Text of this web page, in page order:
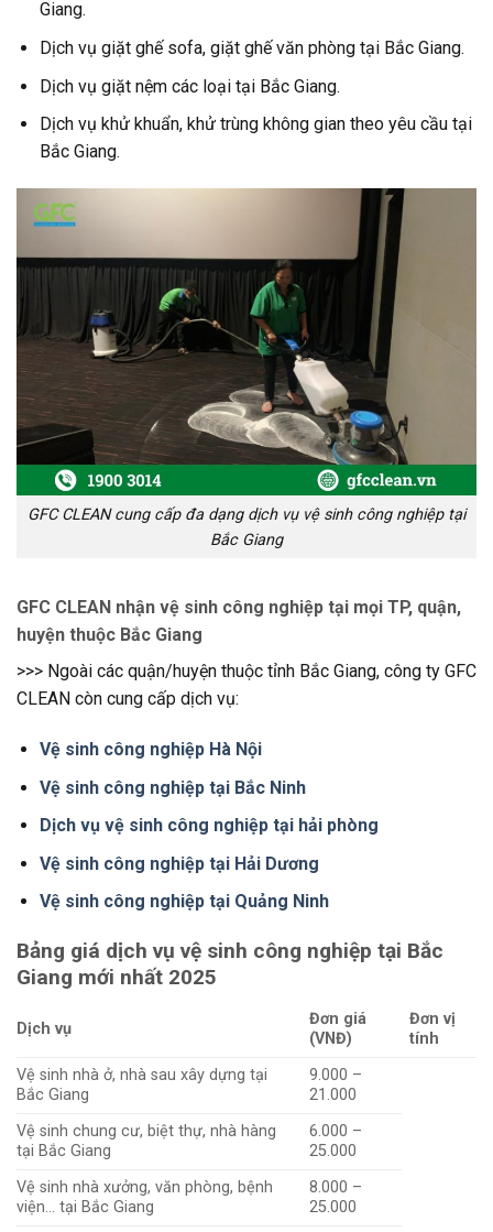
Giang.
Dịch vụ giặt ghế sofa, giặt ghế văn phòng tại Bắc Giang.
Dịch vụ giặt nệm các loại tại Bắc Giang.
Dịch vụ khử khuẩn, khử trùng không gian theo yêu cầu tại
Bắc Giang.
GFC CLEAN cung cấp đa dạng dịch vụ vệ sinh công nghiệp tại
Bắc Giang
GFC CLEAN nhận vệ sinh công nghiệp tại mọi TP, quận,
huyện thuộc Bắc Giang
>>> Ngoài các quận/huyện thuộc tỉnh Bắc Giang, công ty GFC
CLEAN còn cung cấp dịch vụ:
Vệ sinh công nghiệp Hà Nội
Vệ sinh công nghiệp tại Bắc Ninh
Dịch vụ vệ sinh công nghiệp tại hải phòng
Vệ sinh công nghiệp tại Hải Dương
Vệ sinh công nghiệp tại Quảng Ninh
Bảng giá dịch vụ vệ sinh công nghiệp tại Bắc
Giang mới nhất 2025
Dịch vụ
Đơn giá
(VNĐ)
Đơn vị
tính
Vệ sinh nhà ở, nhà sau xây dựng tại
Bắc Giang
9.000 –
21.000
Vệ sinh chung cư, biệt thự, nhà hàng
tại Bắc Giang
6.000 –
25.000
Vệ sinh nhà xưởng, văn phòng, bệnh
viện… tại Bắc Giang
8.000 –
25.000